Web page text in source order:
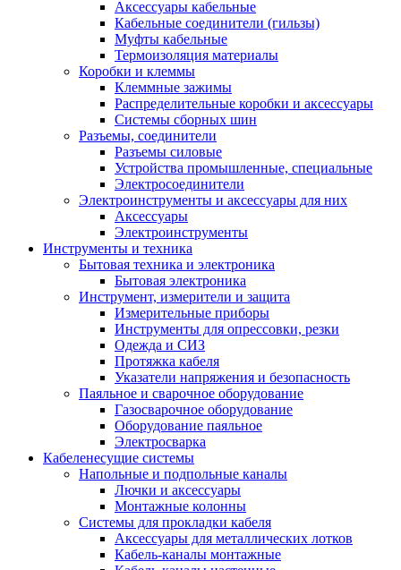
Аксессуары кабельные
Кабельные соединители (гильзы)
Муфты кабельные
Термоизоляция материалы
Коробки и клеммы
Клеммные зажимы
Распределительные коробки и аксессуары
Системы сборных шин
Разъемы, соединители
Разъемы силовые
Устройства промышленные, специальные
Электросоединители
Электроинструменты и аксессуары для них
Аксессуары
Электроинструменты
Инструменты и техника
Бытовая техника и электроника
Бытовая электроника
Инструмент, измерители и защита
Измерительные приборы
Инструменты для опрессовки, резки
Одежда и СИЗ
Протяжка кабеля
Указатели напряжения и безопасность
Паяльное и сварочное оборудование
Газосварочное оборудование
Оборудование паяльное
Электросварка
Кабеленесущие системы
Напольные и подпольные каналы
Лючки и аксессуары
Монтажные колонны
Системы для прокладки кабеля
Аксессуары для металлических лотков
Кабель-каналы монтажные